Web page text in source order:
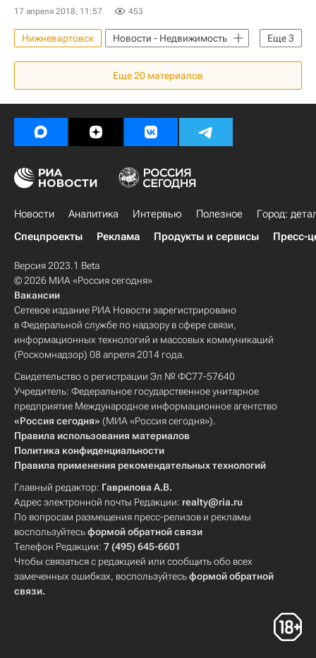
Медучреждения
Россия
17 апреля 2018, 11:57 453
Еще3
Нижневартовск
Новости - Недвижимость
Безопасность
Торговые центры
Коммерческая недвижимость
Еще20 материалов
Новости Аналитика Интервью Полезное
Город:
Спецпроекты
Реклама Продукты и сервисы Пресс-
Версия 2023.1 Beta
© 2026 МИА «Россия сегодня»
Вакансии
Сетевое издание РИА Новости зарегистрировано
в Федеральной службе по надзору в сфере связи,
информационных технологий и массовых коммуникаций
(Роскомнадзор) 08 апреля 2014 года.
Свидетельство о регистрации Эл № ФС77-57640
Учредитель: Федеральное государственное унитарное
предприятие Международное информационное агентство
«Россия сегодня» (МИА «Россия сегодня»).
Правила использования материалов
Политика конфиденциальности
Правила применения рекомендательных технологий
Главный редактор: Гаврилова А.В.
Адрес электронной почты Редакции: realty@ria.ru
По вопросам размещения пресс-релизов и рекламы
воспользуйтесьформой обратной связи
Телефон Редакции: 7 (495) 645-6601
Чтобы связаться с редакцией или сообщить обо всех
замеченных ошибках, воспользуйтесьформой обратной
связи.